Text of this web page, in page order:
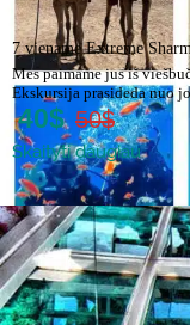
7 viename Extreme
Mes paimame jus iš
Ekskursija prasideda nuo
40$ 50$
Skaityti daugiau